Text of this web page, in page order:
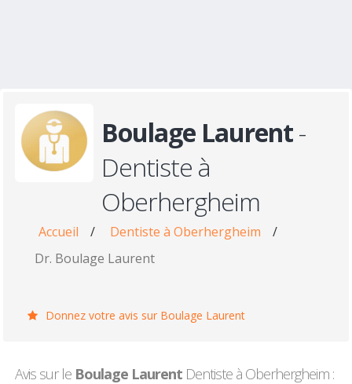
Boulage Laurent-
Dentiste à
Oberhergheim
Accueil / Dentiste à Oberhergheim
/
Dr. Boulage Laurent
Donnez votre avis sur Boulage Laurent
Avis sur le Boulage Laurent Dentiste à Oberhergheim :